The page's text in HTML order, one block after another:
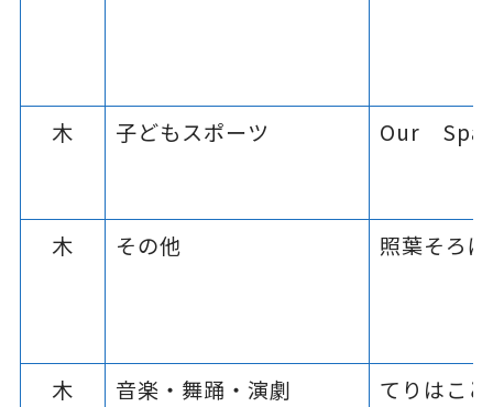
木 子どもスポーツ Our
木 その他 照葉そろ
木 音楽・舞踊・演劇 てりはこ